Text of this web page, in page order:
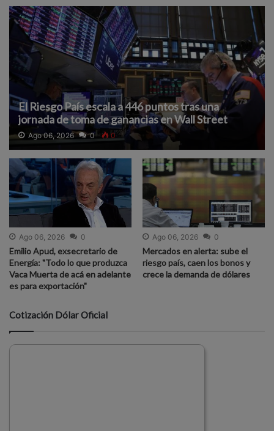
El Riesgo País escala a 446 puntos tras una
jornada de toma de ganancias en Wall Street
Ago 06, 2026 0 0
Ago 06, 2026 0
Emilio Apud, exsecretario de
Energía: "Todo lo que produzca
Vaca Muerta de acá en adelante
es para exportación"
Ago 06, 2026 0
Mercados en alerta: sube el
riesgo país, caen los bonos y
crece la demanda de dólares
Cotización Dólar Oficial